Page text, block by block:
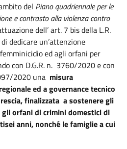
del Piano quadriennale per le
e contrasto alla violenza contro
dell’ art. 7 bis della L.R.
dedicare un’attenzione
ed agli orfani per
con D.G.R. n. 3760/2020 e con
2020 una misura
ed a governance tecnico
finalizzata a sostenere gli
orfani di crimini domesticidi
anni, nonché le famiglie a cui